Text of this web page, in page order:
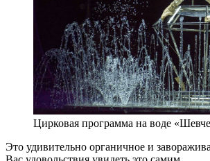
Цирковая программа на воде
Это удивительно органичное и